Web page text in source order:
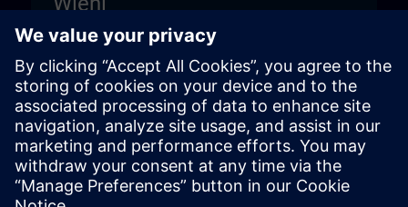
Unitechnik Systems GmbH
Entrance sign "DIGI:LAB"
Fritz-Kotz-Str. 14
51674 Wiehl